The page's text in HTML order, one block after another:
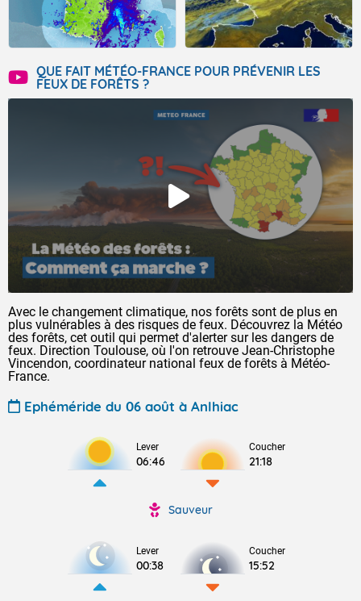
QUE FAIT MÉTÉO-FRANCE POUR PRÉVENIR LES
FEUX DE FORÊTS ?
Avec le changement climatique, nos forêts sont de plus en
plus vulnérables à des risques de feux. Découvrez la Météo
des forêts, cet outil qui permet d'alerter sur les dangers de
feux. Direction Toulouse, où l'on retrouve Jean-Christophe
Vincendon, coordinateur national feux de forêts à Météo-
France.
Ephéméride du 06 août à Anlhiac
Lever
06:46
Coucher
21:18
Sauveur
Lever
00:38
Coucher
15:52